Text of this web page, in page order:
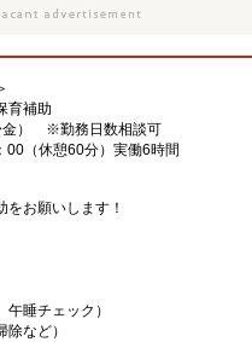
育補助
金） ※勤務日数相談可
00（休憩60分）実働6時間
お願いします！
午睡チェック）
除など）